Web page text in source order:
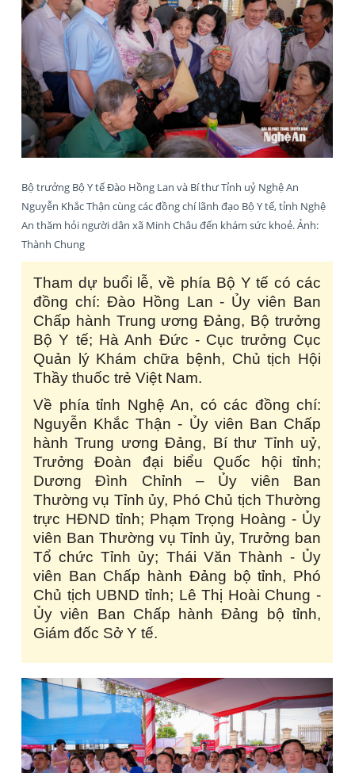
Bộ trưởng Bộ Y tế Đào Hồng Lan và Bí thư Tỉnh uỷ Nghệ An
Nguyễn Khắc Thận cùng các đồng chí lãnh đạo Bộ Y tế, tỉnh Nghệ
An thăm hỏi người dân xã Minh Châu đến khám sức khoẻ. Ảnh:
Thành Chung
Tham dự buổi lễ, về phía Bộ Y tế có các
đồng chí: Đào Hồng Lan - Ủy viên Ban
Chấp hành Trung ương Đảng, Bộ trưởng
Bộ Y tế; Hà Anh Đức - Cục trưởng Cục
Quản lý Khám chữa bệnh, Chủ tịch Hội
Thầy thuốc trẻ Việt Nam.
Về phía tỉnh Nghệ An, có các đồng chí:
Nguyễn Khắc Thận - Ủy viên Ban Chấp
hành Trung ương Đảng, Bí thư Tỉnh uỷ,
Trưởng Đoàn đại biểu Quốc hội tỉnh;
Dương Đình Chỉnh – Ủy viên Ban
Thường vụ Tỉnh ủy, Phó Chủ tịch Thường
trực HĐND tỉnh; Phạm Trọng Hoàng - Ủy
viên Ban Thường vụ Tỉnh ủy, Trưởng ban
Tổ chức Tỉnh ủy; Thái Văn Thành - Ủy
viên Ban Chấp hành Đảng bộ tỉnh, Phó
Chủ tịch UBND tỉnh; Lê Thị Hoài Chung -
Ủy viên Ban Chấp hành Đảng bộ tỉnh,
Giám đốc Sở Y tế.